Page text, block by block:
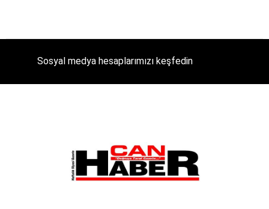
Sosyal medya hesaplarımızı keşfedin